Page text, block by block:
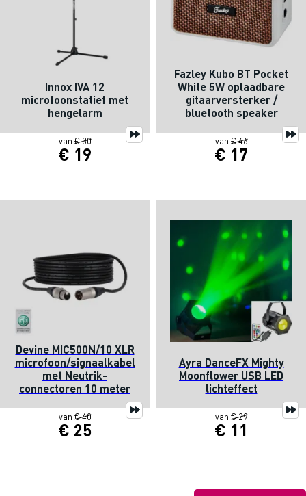
Innox IVA 12
microfoonstatief met
hengelarm
van € 30
€ 19
Fazley Kubo BT Pocket
White 5W oplaadbare
gitaarversterker /
bluetooth speaker
van € 46
€ 17
Devine MIC500N/10 XLR
microfoon/signaalkabel
met Neutrik-
connectoren 10 meter
van € 40
€ 25
Ayra DanceFX Mighty
Moonflower USB LED
lichteffect
van € 29
€ 11